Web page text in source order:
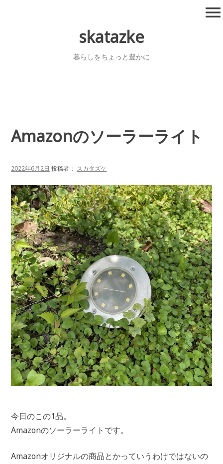
skatazke
暮らしをちょっと豊かに
menu
Amazonのソーラーライト
2022年6月2日 投稿者： スカタズケ
今日のこの1品。
Amazonのソーラーライトです。
Amazonオリジナルの商品とかっていうわけではないの